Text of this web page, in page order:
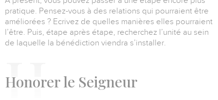
pratique. Pensez-vous à des relations qui pourraient être
améliorées ? Ecrivez de quelles manières elles pourraient
l’être. Puis, étape après étape, recherchez l’unité au sein
de laquelle la bénédiction viendra s’installer.
Honorer le Seigneur